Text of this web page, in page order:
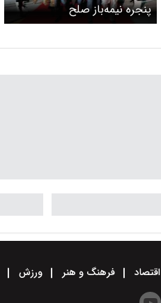
پنجره‌ نیمه‌باز صلح
اقتصاد فرهنگ و هنر ورزش